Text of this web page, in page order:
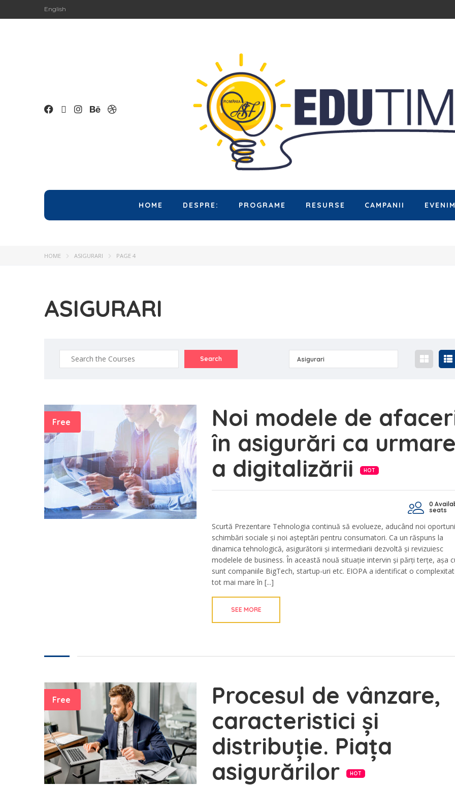
English
HOME DESPRE: PROGRAME RESURSE CAMPANII
HOME ASIGURARI PAGE 4
ASIGURARI
Asigurari
Free
Noi modele de
în asigurări ca
a digitalizării
HOT
0
seats
Scurtă Prezentare Tehnologia continuă să evolueze, aducând noi
schimbări sociale și noi așteptări pentru consumatori. Ca un răspuns la
dinamica tehnologică, asigurătorii și intermediarii dezvoltă și revizuiesc
modelele de business. În această nouă situație intervin și părți terțe, așa
sunt companiile BigTech, startup-uri etc. EIOPA a identificat o
tot mai mare în [...]
SEE MORE
Free
Procesul de vânzare,
caracteristici și
distribuție. Piața
asigurărilor
HOT